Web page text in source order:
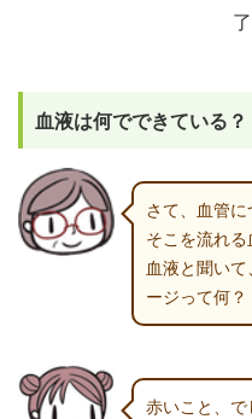
血液は何でできている？
さて、血管
そこを流れる
血液と聞い
ージって何？
赤いこと、で